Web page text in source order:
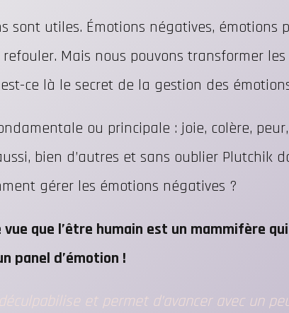
sont utiles. Émotions négatives,
Mais nous pouvons transformer
ce là le secret de la gestion des
ou principale : joie, colère,
bien d’autres et sans oublier Plutchik
gérer les émotions négatives ?
vue que l’être humain est un mammifère
panel d’émotion !
et permet d’avancer avec un